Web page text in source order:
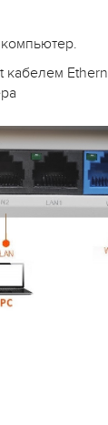
кабелем